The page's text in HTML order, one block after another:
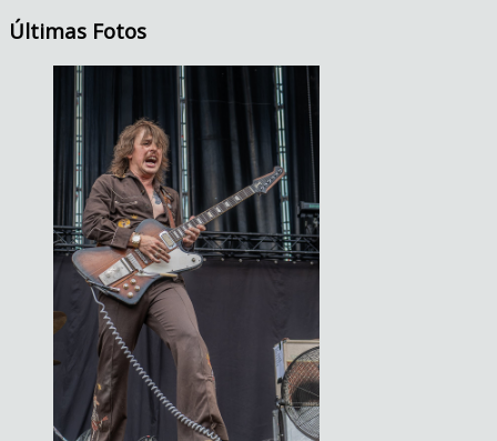
Últimas Fotos